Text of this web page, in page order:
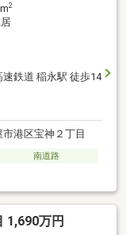
2
鉄道 稲永駅 徒歩14
港区宝神２丁目
南道路
1,690万円